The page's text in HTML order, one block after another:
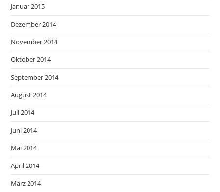
Januar 2015
Dezember 2014
November 2014
Oktober 2014
September 2014
August 2014
Juli 2014
Juni 2014
Mai 2014
April 2014
März 2014